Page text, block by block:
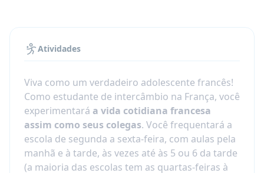
Agora, com a opção de escolha da cidade da
Nacel, você pode decidir onde gostaria de
experimentar a vida francesa: selecione três
áreas da cidade por ordem de preferência e
você seráalojado não além de 30km da
cidade !
Você vai morar com uma família anfitriã
voluntária e frequentará um liceu local (escola
Atividades
Viva como um verdadeiro adolescente francês!
Como estudante de intercâmbio na França, você
experimentará a vida cotidiana francesa
assim como seus colegas. Você frequentará a
escola de segunda a sexta-feira, com aulas pela
manhã e à tarde, às vezes até às 5 ou 6 da tarde
(a maioria das escolas tem as quartas-feiras à